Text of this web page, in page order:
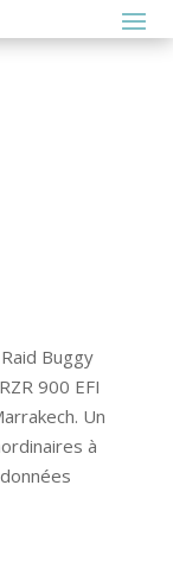
Buggy
900 EFI
Un
à